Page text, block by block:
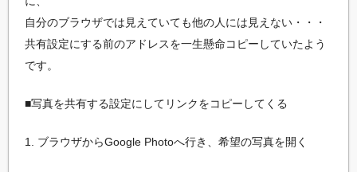
自分のブラウザでは見えていても他の人には見えない・・・
共有設定にする前のアドレスを一生懸命コピーしていたよう
です。
■写真を共有する設定にしてリンクをコピーしてくる
1. ブラウザからGoogle Photoへ行き、希望の写真を開く